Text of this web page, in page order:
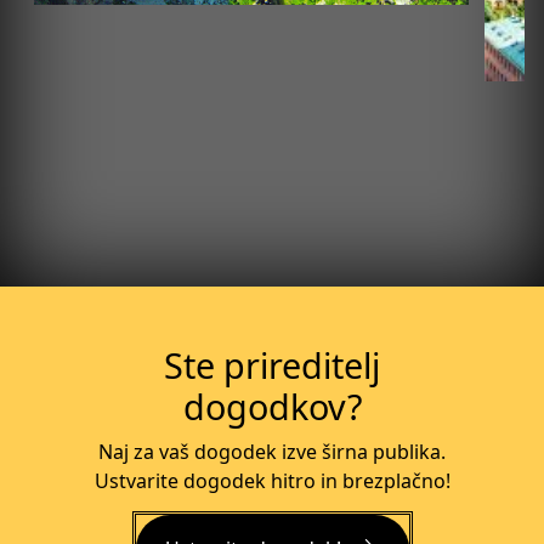
Ste prireditelj
dogodkov?
Naj za vaš dogodek izve širna publika.
Ustvarite dogodek hitro in brezplačno!